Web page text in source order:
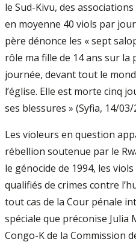
le Sud-Kivu, des
en moyenne 40 viols par
père dénonce les « sept
rôle ma fille de 14 ans sur la
journée, devant tout le
l’église. Elle est morte cinq
ses blessures » (Syfia, 14/03/
Les violeurs en question
rébellion soutenue par le
le génocide de 1994, les
qualifiés de crimes contre
tout cas de la Cour pénale
spéciale que préconise
Congo-K de la Commission